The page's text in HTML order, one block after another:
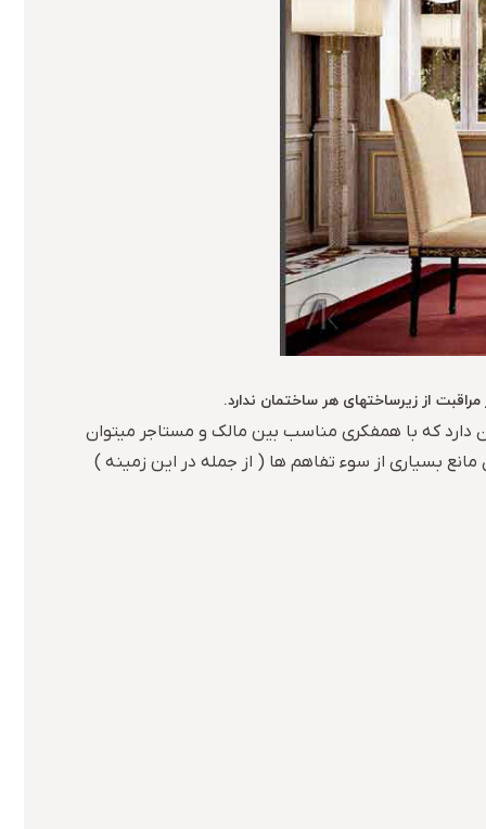
از زیرساختهای هر ساختمان ندارد.
که با همفکری مناسب بین مالک و مستاجر میتوان
مانع بسیاری از سوء تفاهم ها ( از جمله در این زمینه )